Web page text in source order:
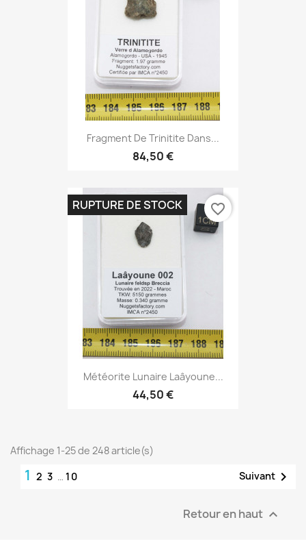
Fragment De Trinitite Dans...
84,50 €
Météorite Lunaire Laâyoune...
44,50 €
RUPTURE DE STOCK favorite_border
Affichage 1-25 de 248 article(s)
1 2 3 … 10 Suivant 
Retour en haut 